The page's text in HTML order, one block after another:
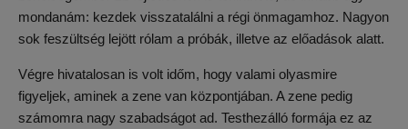
mondanám: kezdek visszatalálni a régi önmagamhoz. Nagyon
sok feszültség lejött rólam a próbák, illetve az előadások alatt.
Végre hivatalosan is volt időm, hogy valami olyasmire
figyeljek, aminek a zene van központjában. A zene pedig
számomra nagy szabadságot ad. Testhezálló formája ez az